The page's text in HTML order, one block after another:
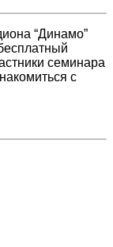
“Динамо”
семинара
с